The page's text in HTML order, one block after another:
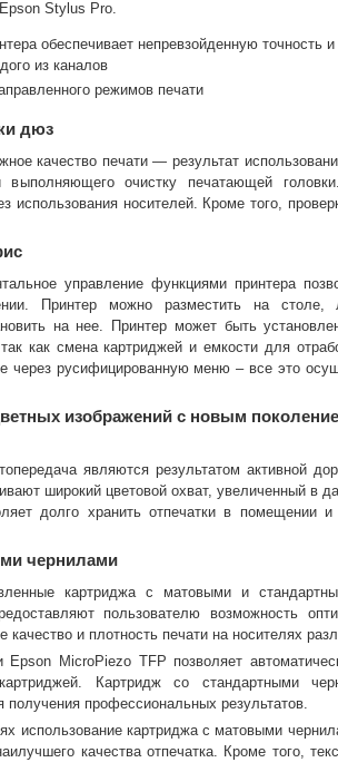
Stylus Pro.
обеспечивает непревзойденную точность
из каналов
режимов печати
дюз
качество печати — результат
очистку печатающей
использования носителей. Кроме того,
управление функциями принтера
Принтер можно разместить на столе,
на нее. Принтер может быть
как смена картриджей и емкости для
через русифицированную меню – все это
изображений с новым
являются результатом активной
широкий цветовой охват, увеличенный в
долго хранить отпечатки в помещении
чернилами
картриджа с матовыми и
пользователю возможность
качество и плотность печати на носителях
Epson MicroPiezo TFP позволяет
Картридж со стандартными
профессиональных результатов.
использование картриджа с матовыми
качества отпечатка. Кроме того,